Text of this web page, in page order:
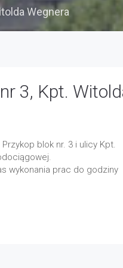
Wegnera
3, Kpt.
blok nr. 3 i ulicy Kpt.
wykonania prac do godziny